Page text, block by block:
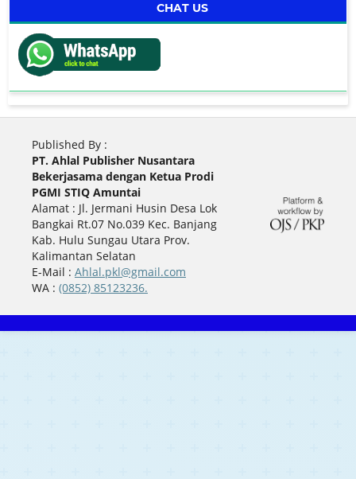
CHAT US
Published By :
PT. Ahlal Publisher Nusantara
Bekerjasama dengan Ketua Prodi
PGMI STIQ Amuntai
Alamat : Jl. Jermani Husin Desa Lok
Bangkai Rt.07 No.039 Kec. Banjang
Kab. Hulu Sungau Utara Prov.
Kalimantan Selatan
E-Mail : Ahlal.pkl@gmail.com
WA : (0852) 85123236.